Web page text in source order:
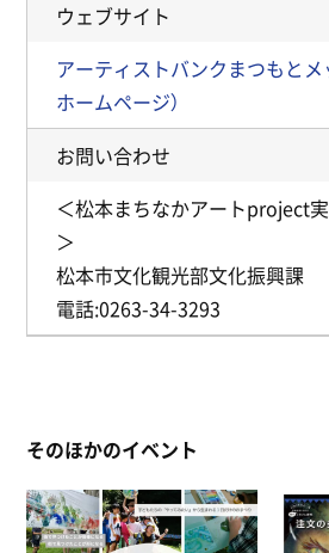
ウェブサイト
アーティストバンクまつもとメ
ホームページ）
お問い合わせ
＜松本まちなかアートproject
＞
松本市文化観光部文化振興課
​電話:0263-34-3293
そのほかのイベント